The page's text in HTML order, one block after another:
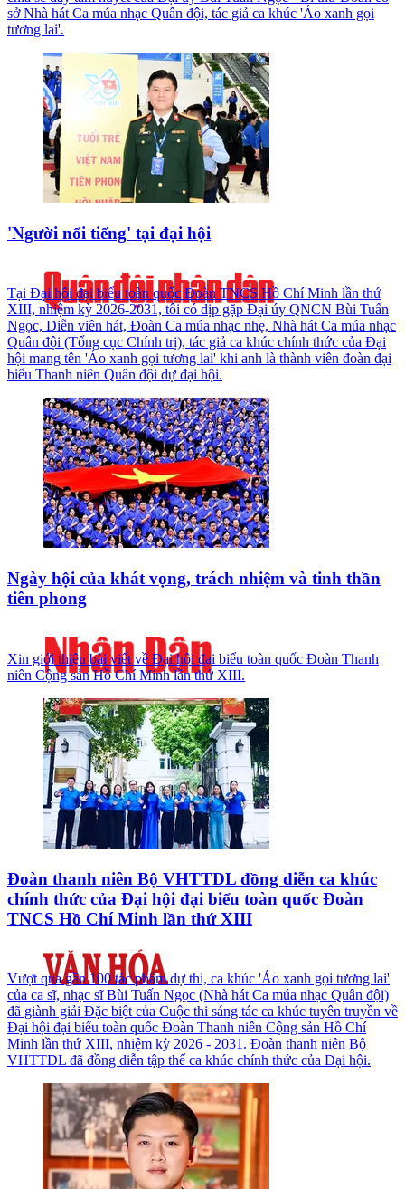
sở Nhà hát Ca múa nhạc Quân đội, tác giả ca khúc 'Áo xanh gọi
tương lai'.
'Người nổi tiếng' tại đại hội
Tại Đại hội đại biểu toàn quốc Đoàn TNCS Hồ Chí Minh lần thứ
XIII, nhiệm kỳ 2026-2031, tôi có dịp gặp Đại úy QNCN Bùi Tuấn
Ngọc, Diễn viên hát, Đoàn Ca múa nhạc nhẹ, Nhà hát Ca múa nhạc
Quân đội (Tổng cục Chính trị), tác giả ca khúc chính thức của Đại
hội mang tên 'Áo xanh gọi tương lai' khi anh là thành viên đoàn đại
biểu Thanh niên Quân đội dự đại hội.
Ngày hội của khát vọng, trách nhiệm và tinh thần
tiên phong
Xin giới thiệu bài viết về Đại hội đại biểu toàn quốc Đoàn Thanh
niên Cộng sản Hồ Chí Minh lần thứ XIII.
Đoàn thanh niên Bộ VHTTDL đồng diễn ca khúc
chính thức của Đại hội đại biểu toàn quốc Đoàn
TNCS Hồ Chí Minh lần thứ XIII
Vượt qua gần 100 tác phẩm dự thi, ca khúc 'Áo xanh gọi tương lai'
của ca sĩ, nhạc sĩ Bùi Tuấn Ngọc (Nhà hát Ca múa nhạc Quân đội)
đã giành giải Đặc biệt của Cuộc thi sáng tác ca khúc tuyên truyền về
Đại hội đại biểu toàn quốc Đoàn Thanh niên Cộng sản Hồ Chí
Minh lần thứ XIII, nhiệm kỳ 2026 - 2031. Đoàn thanh niên Bộ
VHTTDL đã đồng diễn tập thể ca khúc chính thức của Đại hội.